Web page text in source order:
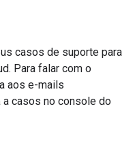
casos de suporte para
Para falar com o
aos e-mails
a casos no console do